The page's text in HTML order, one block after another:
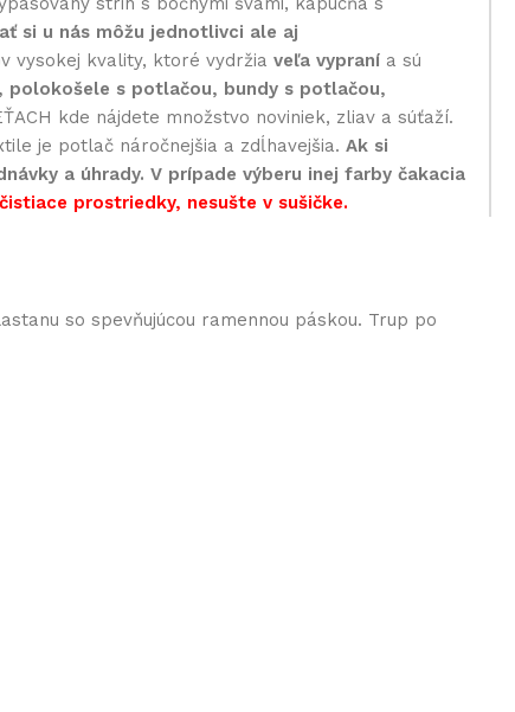
si u nás môžu jednotlivci ale aj
vysokej kvality, ktoré vydržia veľa vypraní a sú
polokošele s potlačou, bundy s potlačou,
kde nájdete množstvo noviniek, zliav a súťaží.
je potlač náročnejšia a zdĺhavejšia. Ak si
a úhrady. V prípade výberu inej farby čakacia
prostriedky, nesušte v sušičke.
so spevňujúcou ramennou páskou. Trup po